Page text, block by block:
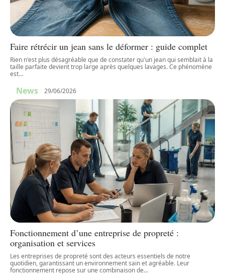
Faire rétrécir un jean sans le déformer : guide complet
Rien n'est plus désagréable que de constater qu'un jean qui semblait à la
taille parfaite devient trop large après quelques lavages. Ce phénomène
est…
News 29/06/2026
Fonctionnement d’une entreprise de propreté :
organisation et services
Les entreprises de propreté sont des acteurs essentiels de notre
quotidien, garantissant un environnement sain et agréable. Leur
fonctionnement repose sur une combinaison de…